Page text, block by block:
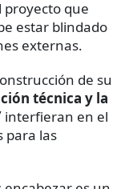
proyecto que
estar blindado
externas.
de su
técnica y la
interfieran en el
para las